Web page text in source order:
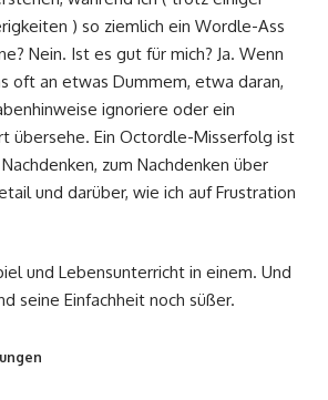
) so ziemlich ein Wordle-Ass
Nein. Ist es gut für mich? Ja. Wenn
oft an etwas Dummem, etwa daran,
ignoriere oder ein
übersehe. Ein Octordle-Misserfolg ist
zum Nachdenken über
und darüber, wie ich auf Frustration
und Lebensunterricht in einem. Und
seine Einfachheit noch süßer.